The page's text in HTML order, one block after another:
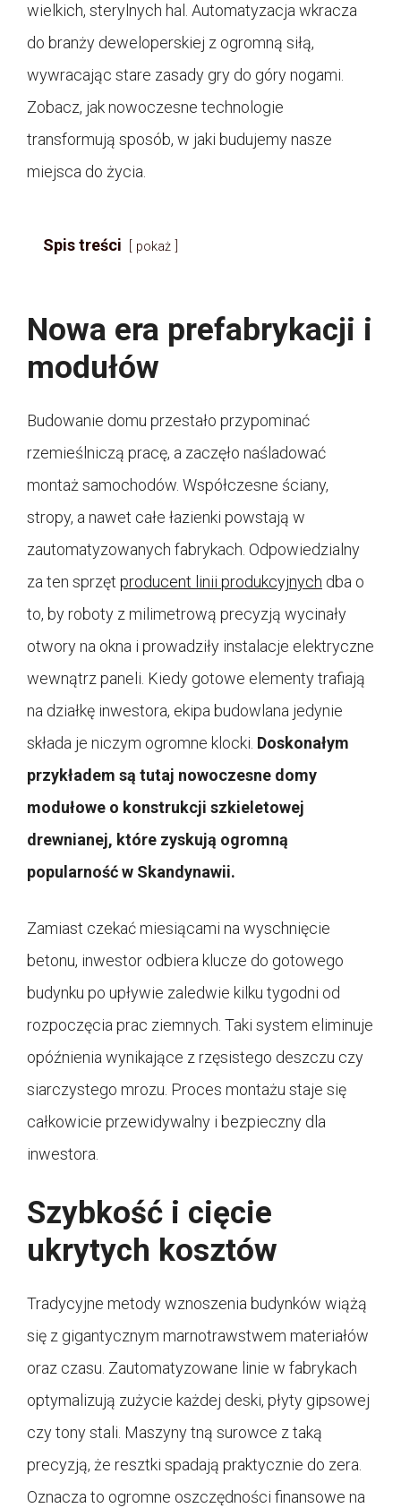
wielkich, sterylnych hal. Automatyzacja wkracza
do branży deweloperskiej z ogromną siłą,
wywracając stare zasady gry do góry nogami.
Zobacz, jak nowoczesne technologie
transformują sposób, w jaki budujemy nasze
miejsca do życia.
Spis treści pokaż
Nowa era prefabrykacji i
modułów
Budowanie domu przestało przypominać
rzemieślniczą pracę, a zaczęło naśladować
montaż samochodów. Współczesne ściany,
stropy, a nawet całe łazienki powstają w
zautomatyzowanych fabrykach. Odpowiedzialny
za ten sprzęt producent linii produkcyjnych dba o
to, by roboty z milimetrową precyzją wycinały
otwory na okna i prowadziły instalacje elektryczne
wewnątrz paneli. Kiedy gotowe elementy trafiają
na działkę inwestora, ekipa budowlana jedynie
składa je niczym ogromne klocki. Doskonałym
przykładem są tutaj nowoczesne domy
modułowe o konstrukcji szkieletowej
drewnianej, które zyskują ogromną
popularność w Skandynawii.
Zamiast czekać miesiącami na wyschnięcie
betonu, inwestor odbiera klucze do gotowego
budynku po upływie zaledwie kilku tygodni od
rozpoczęcia prac ziemnych. Taki system eliminuje
opóźnienia wynikające z rzęsistego deszczu czy
siarczystego mrozu. Proces montażu staje się
całkowicie przewidywalny i bezpieczny dla
inwestora.
Szybkość i cięcie
ukrytych kosztów
Tradycyjne metody wznoszenia budynków wiążą
się z gigantycznym marnotrawstwem materiałów
oraz czasu. Zautomatyzowane linie w fabrykach
optymalizują zużycie każdej deski, płyty gipsowej
czy tony stali. Maszyny tną surowce z taką
precyzją, że resztki spadają praktycznie do zera.
Oznacza to ogromne oszczędności finansowe na